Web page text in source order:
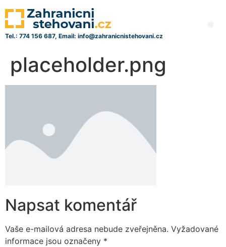
Tel.: 774 156 687, Email: info@zahranicnistehovani.cz
placeholder.png
Napsat komentář
Vaše e-mailová adresa nebude zveřejněna. Vyžadované
informace jsou označeny *